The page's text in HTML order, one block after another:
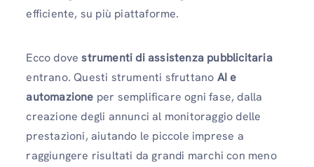
efficiente, su più piattaforme.
Ecco dovestrumenti di assistenza pubblicitaria
entrano. Questi strumenti sfruttano AI e
automazione per semplificare ogni fase, dalla
creazione degli annunci al monitoraggio delle
prestazioni, aiutando le piccole imprese a
raggiungere risultati da grandi marchi con meno